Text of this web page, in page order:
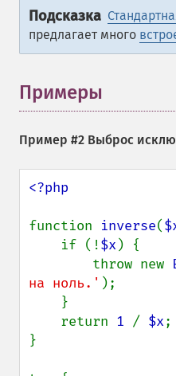
Подсказка
предлагает много
Примеры
Пример #2 Выброс
<?php
function inverse(
    if (!
$x ) {
        throw new
на ноль.' );
    return
1 / $x;
}